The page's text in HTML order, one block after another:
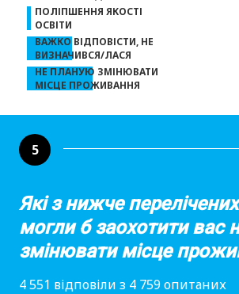
ПОЛІПШЕННЯ ЯКОСТІ
ОСВІТИ
ВАЖКО ВІДПОВІСТИ, НЕ
ВИЗНАЧИВСЯ/ЛАСЯ
НЕ ПЛАНУЮ ЗМІНЮВАТИ
МІСЦЕ ПРОЖИВАННЯ
5
Які з нижче
могли б заохотити вас
змінювати місце
4 551 відповіли з 4 759 опитаних